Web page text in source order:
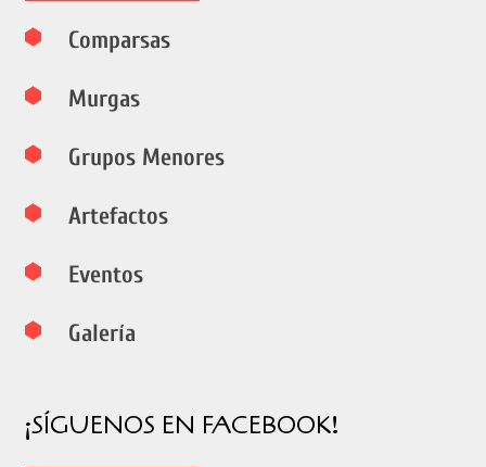
Comparsas
Murgas
Grupos Menores
Artefactos
Eventos
Galería
¡SÍGUENOS EN FACEBOOK!